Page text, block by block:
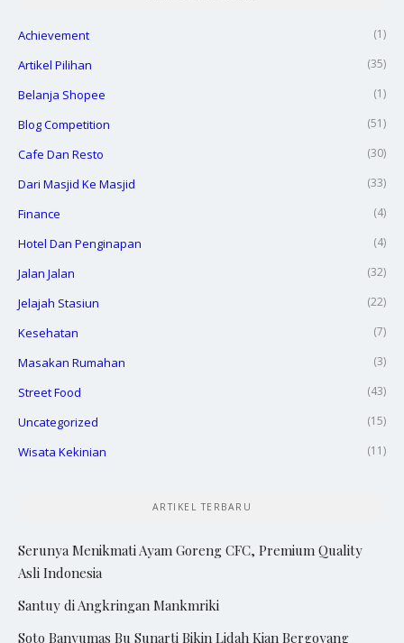
Achievement (1)
Artikel Pilihan (35)
Belanja Shopee (1)
Blog Competition (51)
Cafe Dan Resto (30)
Dari Masjid Ke Masjid (33)
Finance (4)
Hotel Dan Penginapan (4)
Jalan Jalan (32)
Jelajah Stasiun (22)
Kesehatan (7)
Masakan Rumahan (3)
Street Food (43)
Uncategorized (15)
Wisata Kekinian (11)
ARTIKEL TERBARU
Serunya Menikmati Ayam Goreng CFC, Premium Quality
Asli Indonesia
Santuy di Angkringan Mankmriki
Soto Banyumas Bu Sunarti Bikin Lidah Kian Bergoyang